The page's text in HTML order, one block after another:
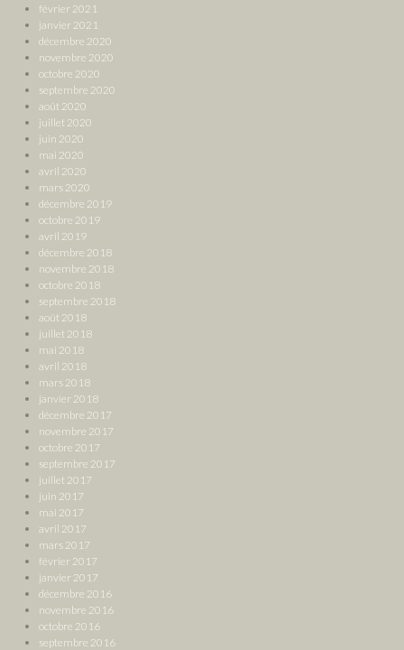
février 2021
janvier 2021
décembre 2020
novembre 2020
octobre 2020
septembre 2020
août 2020
juillet 2020
juin 2020
mai 2020
avril 2020
mars 2020
décembre 2019
octobre 2019
avril 2019
décembre 2018
novembre 2018
octobre 2018
septembre 2018
août 2018
juillet 2018
mai 2018
avril 2018
mars 2018
janvier 2018
décembre 2017
novembre 2017
octobre 2017
septembre 2017
juillet 2017
juin 2017
mai 2017
avril 2017
mars 2017
février 2017
janvier 2017
décembre 2016
novembre 2016
octobre 2016
septembre 2016